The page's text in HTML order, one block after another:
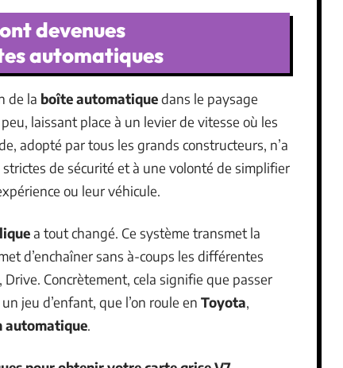
devenues
automatiques
de la boîte automatiquedans le paysage
peu, laissant place à un levier de vitesse où les
adopté par tous les grands constructeurs, n’a
de sécurité et à une volonté de simplifier
ou leur véhicule.
a tout changé. Ce système transmet la
d’enchaîner sans à-coups les différentes
Concrètement, cela signifie que passer
jeu d’enfant, que l’on roule en Toyota,
automatique.